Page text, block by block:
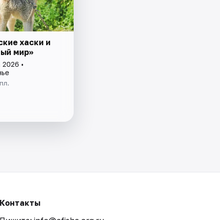
хаски и
мир»
2026 •
Контакты